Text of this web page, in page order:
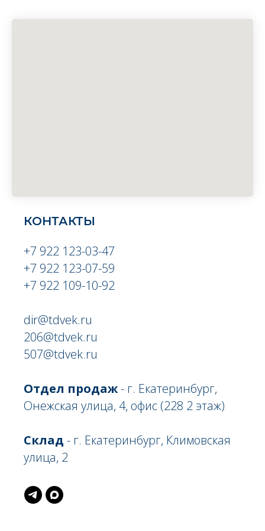
КОНТАКТЫ
+7 922 123-03-47
+7 922 123-07-59
+7 922 109-10-92
dir@tdvek.ru
206@tdvek.ru
507@tdvek.ru
Отдел продаж- г. Екатеринбург,
Онежская улица, 4, офис (228 2 этаж)
Склад - г. Екатеринбург, Климовская
улица, 2